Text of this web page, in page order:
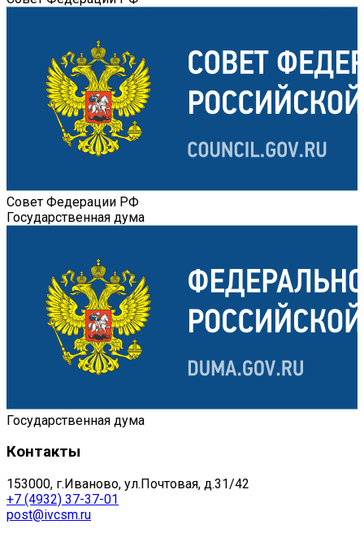
Совет Федерации РФ
Государственная дума
Государственная дума
Контакты
153000, г.Иваново, ул.Почтовая, д.31/42
+7 (4932) 37-37-01
post@ivcsm.ru